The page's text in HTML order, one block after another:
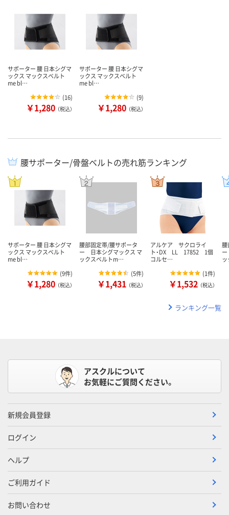
サポーター 腰 日本シグマ
ックス マックスベルト
me bl…
(16)
￥1,280 （税込）
サポーター 腰 日本シグマ
ックス マックスベルト
me bl…
(9)
￥1,280 （税込）
腰サポーター/骨盤ベルトの売れ筋ランキング
サポーター 腰 日本シグマ
ックス マックスベルト
me bl…
(9件)
￥1,280 （税込）
腰部固定帯/腰サポータ
ー 日本シグマックス マ
ックスベルトm…
(5件)
￥1,431 （税込）
アルケア サクロライ
ト・DX LL 17852 1個
コルセ…
(1件)
￥1,532 （税込）
腰
ランキング一覧
アスクルについて
お気軽にご質問ください。
新規会員登録
ログイン
ヘルプ
ご利用ガイド
お問い合わせ